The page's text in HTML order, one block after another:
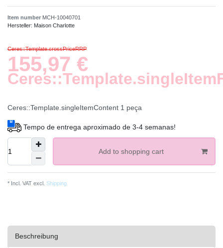
Item number MCH-10040701
Hersteller: Maison Charlotte
Ceres::Template.crossPriceRRP
155,97 €
Ceres::Template.singleItemContent 1 peça
Tempo de entrega aproximado de 3-4 semanas!
Add to shopping cart
* Incl. VAT excl. Shipping
Beschreibung